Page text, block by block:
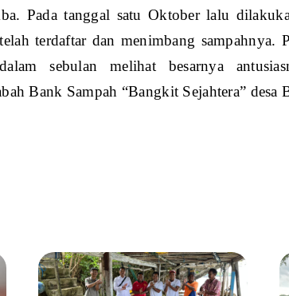
Pada tanggal satu Oktober lalu
terdaftar dan menimbang sampahnya.
sebulan melihat besarnya
Bank Sampah “Bangkit Sejahtera” desa